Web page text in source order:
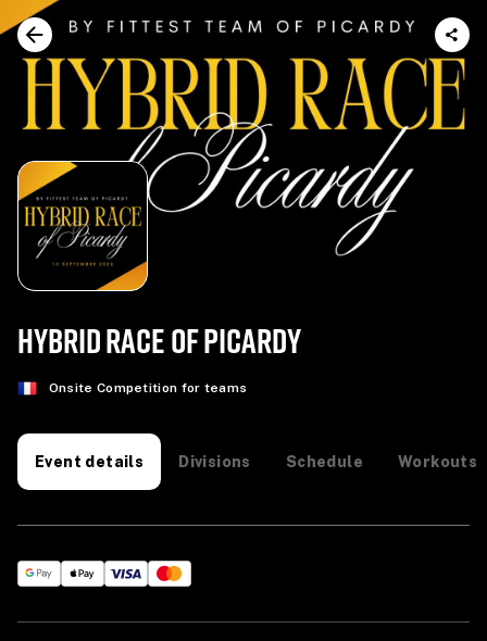
HYBRID RACE OF PICARDY
Onsite Competition for teams
Event details Divisions Schedule Workouts